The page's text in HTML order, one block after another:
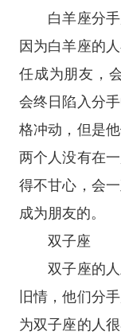
白羊座分
因为白羊座的
任成为朋友，
会终日陷入分
格冲动，但是
两个人没有在
得不甘心，会
成为朋友的。
双子座
双子座的
旧情，他们分
为双子座的人